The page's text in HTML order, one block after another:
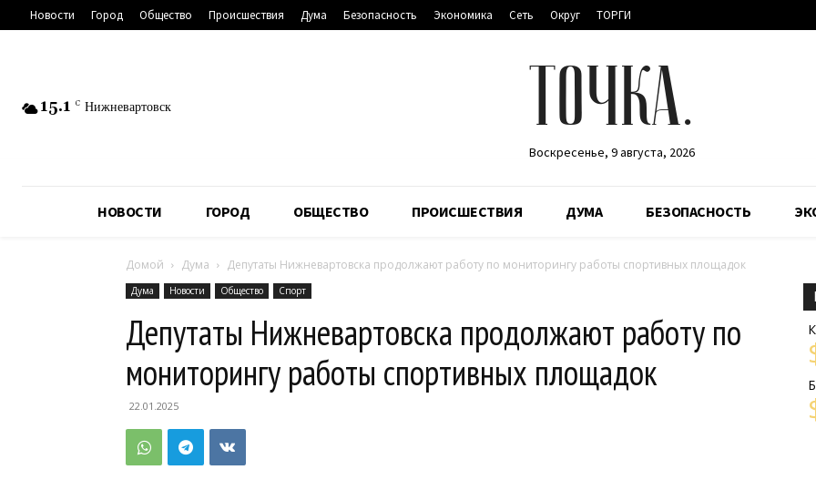
Новости Город Общество Происшествия Дума Безопасность Экономика Сеть Округ ТОРГИ
15.1 C Нижневартовск ТОЧКА.
Воскресенье, 9 августа, 2026
НОВОСТИ ГОРОД ОБЩЕСТВО ПРОИСШЕСТВИЯ ДУМА БЕЗОПАСНОСТЬ
Домой Дума Депутаты Нижневартовска продолжают работу по мониторингу работы спортивных площадок
Дума Новости Общество Спорт
Депутаты Нижневартовска продолжают работу по
мониторингу работы спортивных площадок
22.01.2025